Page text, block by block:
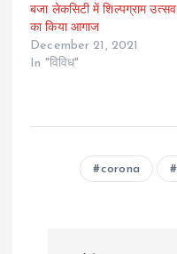
बजा लेकसिटी में शिल्पग्राम उत्सव
का किया आगाज
December 21, 2021
In "विविध"
corona